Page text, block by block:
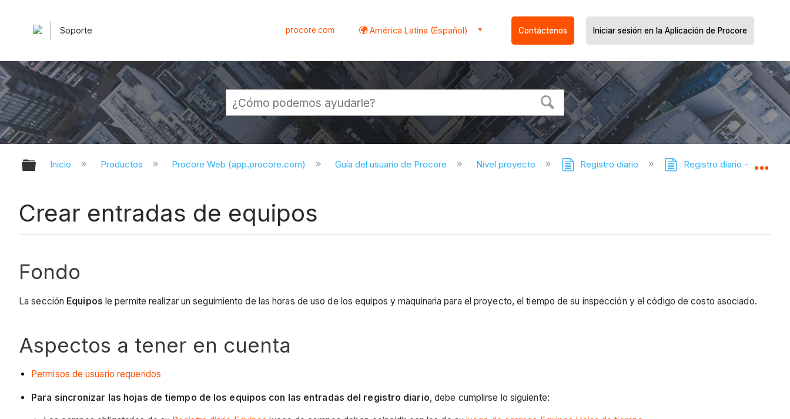
Soporte procore.com América Latina (Español) Contáctenos Iniciar sesión en la Aplicación de Procore
Expandir/contraer jerarquía global
Inicio Productos Procore Web (app.procore.com) Guía del usuario de Procore Nivel proyecto Registro diario Registro diario -
Crear entradas de equipos
Fondo
La sección Equipos le permite realizar un seguimiento de las horas de uso de los equipos y maquinaria para el proyecto, el tiempo de su inspección y el código de costo asociado.
Aspectos a tener en cuenta
Permisos de usuario requeridos
Para sincronizar las hojas de tiempo de los equipos con las entradas del registro diario, debe cumplirse lo siguiente: